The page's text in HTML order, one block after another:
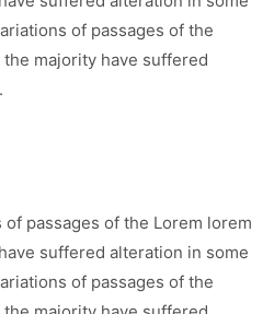
of passages of the
majority have suffered
passages of the Lorem lorem
suffered alteration in some
of passages of the